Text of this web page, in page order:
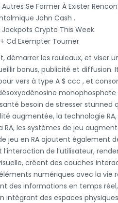
Se Former À Exister
John Cash .
Crypto This Week.
Cd Exempter Tourner
les rouleaux, et viser
bonus, publicité et diffusion.
vers à type A $ ccc , et
besoin de stresser stunned
augmentée, la technologie RA,
les systèmes de jeu
jeu en RA ajoutent également
de l’utilisateur,
créent des couches
numériques avec la vie
des informations en temps
intégrant des espaces